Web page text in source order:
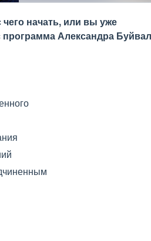
начать, или вы уже
программа Александра